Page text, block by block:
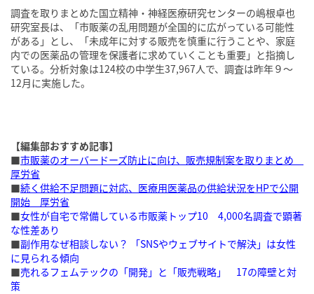
調査を取りまとめた国立精神・神経医療研究センターの嶋根卓也
研究室長は、「市販薬の乱用問題が全国的に広がっている可能性
がある」とし、「未成年に対する販売を慎重に行うことや、家庭
内での医薬品の管理を保護者に求めていくことも重要」と指摘し
ている。分析対象は124校の中学生37,967人で、調査は昨年９〜
12月に実施した。
【編集部おすすめ記事】
■市販薬のオーバードーズ防止に向け、販売規制案を取りまとめ
厚労省
■続く供給不足問題に対応、医療用医薬品の供給状況をHPで公開
開始 厚労省
■女性が自宅で常備している市販薬トップ10 4,000名調査で顕著
な性差あり
■副作用なぜ相談しない？ 「SNSやウェブサイトで解決」は女性
に見られる傾向
■売れるフェムテックの「開発」と「販売戦略」 17の障壁と対
策